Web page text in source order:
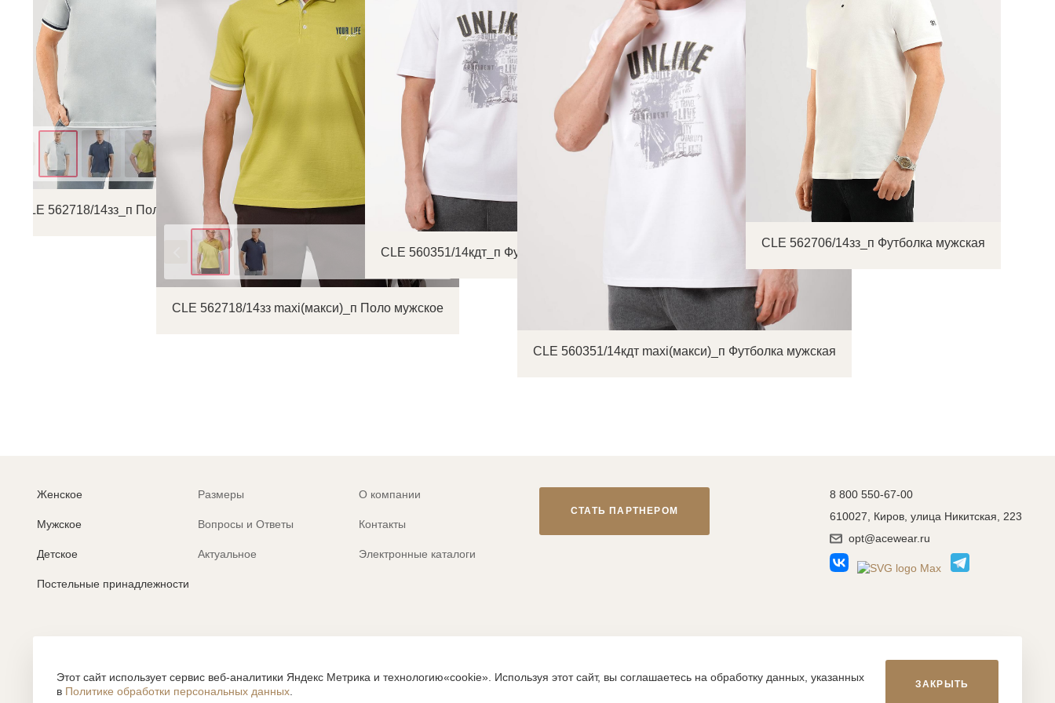
CLE 562718/14зз_п Поло мужское
CLE 562718/14зз maxi(макси)_п Поло мужское
CLE 560351/14кдт_п Футболка мужская
CLE 560351/14кдт maxi(макси)_п Футболка мужская
CLE 562706/14зз_п Футболка мужская
Женское
Мужское
Детское
Постельные принадлежности
Размеры
Вопросы и Ответы
Актуальное
О компании
Контакты
Электронные каталоги
СТАТЬ ПАРТНЕРОМ
8 800 550-67-00
610027, Киров, улица Никитская, 223
opt@acewear.ru
Согласие на обработку персональных данных
Этот сайт использует сервис веб-аналитики Яндекс Метрика и технологию«cookie». Используя этот сайт, вы соглашаетесь на обработку данных, указанных
в Политике обработки персональных данных
ЗАКРЫТЬ